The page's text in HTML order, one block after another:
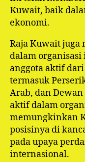
Kuwait, baik
ekonomi.
Raja Kuwait
dalam
anggota aktif
termasuk
Arab, dan
aktif dalam
memungkinkan
posisinya di
pada upaya
internasional.